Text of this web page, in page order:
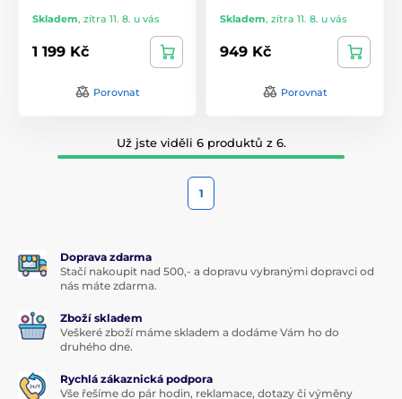
Skladem, zítra 11. 8. u vás
1 199 Kč
Porovnat
Skladem, zítra 11. 8. u vás
949 Kč
Porovnat
Už jste viděli 6 produktů z 6.
1
Doprava zdarma
Stačí nakoupit nad 500,- a dopravu vybranými dopravci od
nás máte zdarma.
Zboží skladem
Veškeré zboží máme skladem a dodáme Vám ho do
druhého dne.
Rychlá zákaznická podpora
Vše řešíme do pár hodin, reklamace, dotazy či výměny